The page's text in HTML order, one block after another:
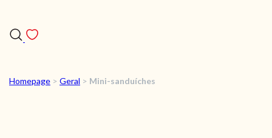
RECEITAS
Homepage > Geral > Mini-sanduíches